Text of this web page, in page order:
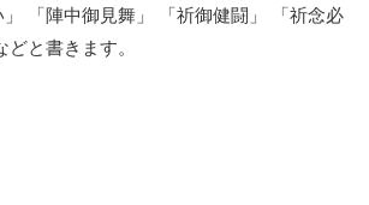
「陣中御見舞」 「祈御健闘」 「祈念必
と書きます。